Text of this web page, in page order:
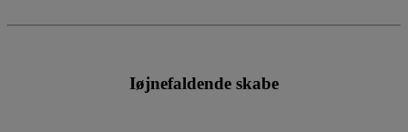
Iøjnefaldende skabe